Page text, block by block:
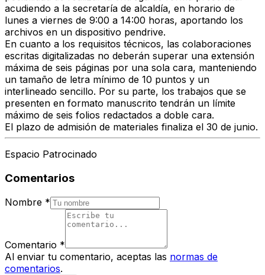
acudiendo a la secretaría de alcaldía, en horario de
lunes a viernes de 9:00 a 14:00 horas, aportando los
archivos en un dispositivo pendrive.
En cuanto a los requisitos técnicos, las colaboraciones
escritas digitalizadas no deberán superar una extensión
máxima de seis páginas por una sola cara, manteniendo
un tamaño de letra mínimo de 10 puntos y un
interlineado sencillo. Por su parte, los trabajos que se
presenten en formato manuscrito tendrán un límite
máximo de seis folios redactados a doble cara.
El plazo de admisión de materiales finaliza el 30 de junio.
Espacio Patrocinado
Comentarios
Nombre *
Comentario *
Al enviar tu comentario, aceptas las normas de
comentarios.